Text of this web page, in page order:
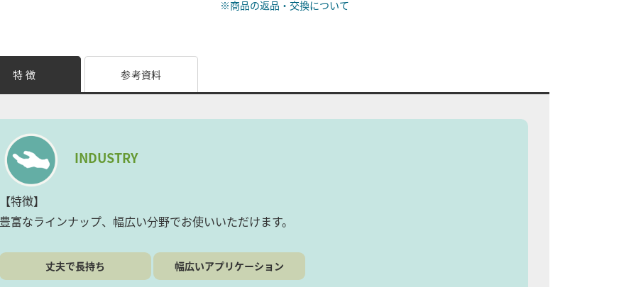
※商品の返品・交換について
特 徴 参考資料
INDUSTRY
【特徴】
豊富なラインナップ、幅広い分野でお使いいただけます。
丈夫で長持ち 幅広いアプリケーション